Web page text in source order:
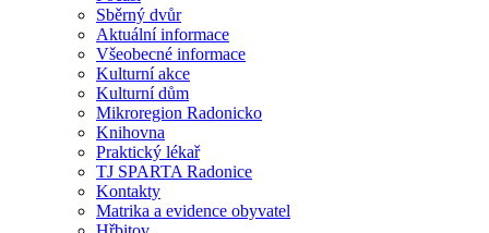
Sběrný dvůr
Aktuální informace
Všeobecné informace
Kulturní akce
Kulturní dům
Mikroregion Radonicko
Knihovna
Praktický lékař
TJ SPARTA Radonice
Kontakty
Matrika a evidence obyvatel